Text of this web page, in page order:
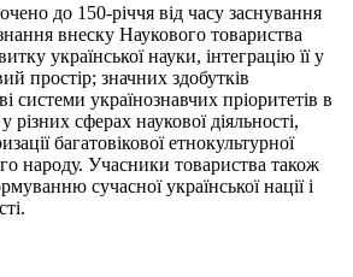
до 150-річчя від часу заснування
внеску Наукового товариства
української науки, інтеграцію її у
простір; значних здобутків
системи українознавчих пріоритетів в
різних сферах наукової діяльності,
багатовікової етнокультурної
народу. Учасники товариства також
сучасної української нації і